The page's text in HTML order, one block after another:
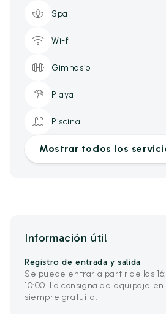
Spa
Wi-fi
Gimnasio
Playa
Piscina
Mostrar todos los
Información útil
Registro de entrada y salida
Se puede entrar a partir de las
10:00. La consigna de equipaje
siempre gratuita.